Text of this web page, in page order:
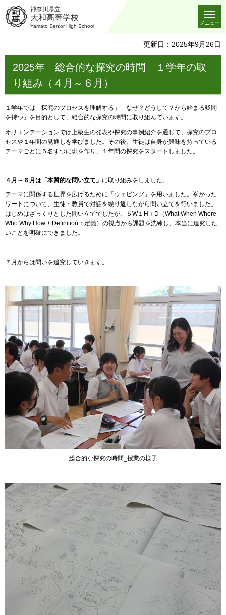
神奈川県立
大和高等学校
Yamato Senior High School
メニュー
更新日：2025年9月26日
2025年 総合的な探究の時間 １学年の取
り組み（４月～６月）
１学年では「探究のプロセスを理解する」「なぜ？どうして？から始まる疑問
を持つ」を目的として、総合的な探究の時間に取り組んでいます。
オリエンテーションでは上級生の発表や探究の事例紹介を通じて、探究のプロ
セスや１年間の見通しを学びました。その後、生徒は自身が興味を持っている
テーマごとに５名ずつに班を作り、１年間の探究をスタートしました。
４月～６月は「本質的な問い立て」 に取り組みをしました。
テーマに関係する世界を広げるために「ウェビング」を用いました。挙がった
ワードについて、生徒・教員で対話を繰り返しながら問い立てを行いました。
はじめはざっくりとした問い立てでしたが、５W１H＋D（What When Where
Who Why How + Definition：定義）の視点から課題を洗練し、本当に追究した
いことを明確にできました。
７月からは問いを追究していきます。
総合的な探究の時間_授業の様子